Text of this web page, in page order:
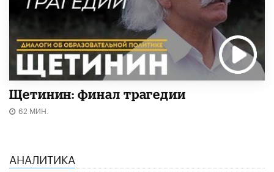
Щетинин: финал трагедии
62 МИН.
АНАЛИТИКА